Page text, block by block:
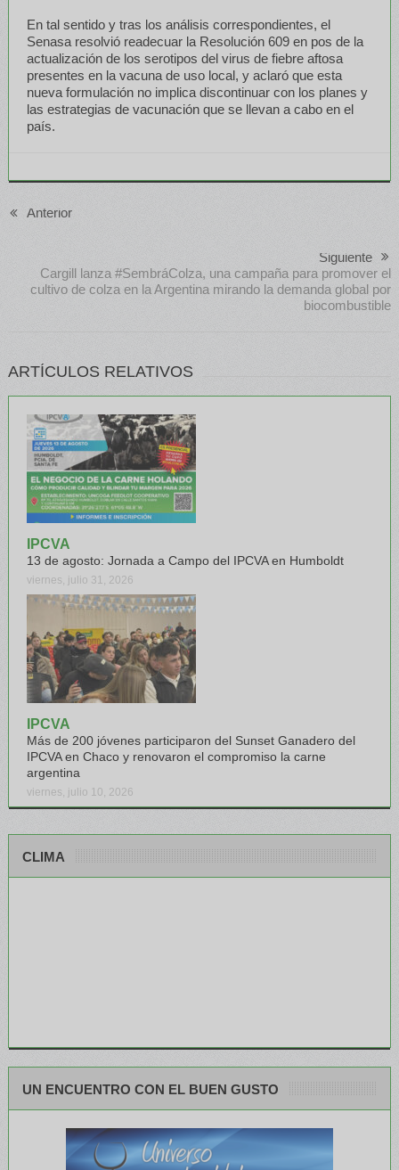
En tal sentido y tras los análisis correspondientes, el
Senasa resolvió readecuar la Resolución 609 en pos de la
actualización de los serotipos del virus de fiebre aftosa
presentes en la vacuna de uso local, y aclaró que esta
nueva formulación no implica discontinuar con los planes y
las estrategias de vacunación que se llevan a cabo en el
país.
Anterior
Siguiente
Cargill lanza #SembráColza, una campaña para promover el
cultivo de colza en la Argentina mirando la demanda global por
biocombustible
ARTÍCULOS RELATIVOS
IPCVA
13 de agosto: Jornada a Campo del IPCVA en Humboldt
viernes, julio 31, 2026
IPCVA
Más de 200 jóvenes participaron del Sunset Ganadero del
IPCVA en Chaco y renovaron el compromiso la carne
argentina
viernes, julio 10, 2026
CLIMA
UN ENCUENTRO CON EL BUEN GUSTO